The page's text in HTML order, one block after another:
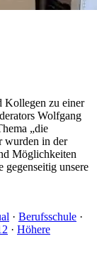
Kollegen zu einer
Wolfgang
„die
wurden in der
Möglichkeiten
gegenseitig unsere
· Berufsschule ·
· Höhere